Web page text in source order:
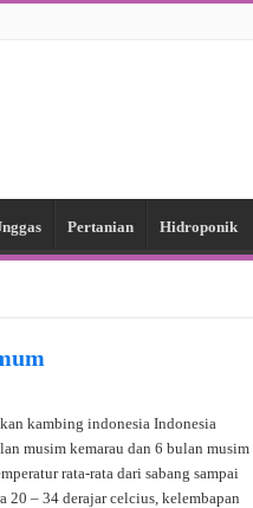
Pertanian Hidroponik
kambing indonesia Indonesia
musim kemarau dan 6 bulan musim
rata-rata dari sabang sampai
20 – 34 derajar celcius, kelembapan